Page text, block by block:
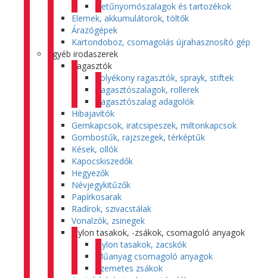
Betűnyomószalagok és tartozékok
Elemek, akkumulátorok, töltők
Árazógépek
Kartondoboz, csomagolás újrahasznosító gép
Egyéb irodaszerek
Ragasztók
Folyékony ragasztók, sprayk, stiftek
Ragasztószalagok, rollerek
Ragasztószalag adagolók
Hibajavítók
Gemkapcsok, iratcsipeszek, miltonkapcsok
Gombostűk, rajzszegek, térképtűk
Kések, ollók
Kapocskiszedők
Hegyezők
Névjegykitűzők
Papírkosarak
Radírok, szivacstálak
Vonalzók, zsinegek
Nylon tasakok, -zsákok, csomagoló anyagok
Nylon tasakok, zacskók
Műanyag csomagoló anyagok
Szemetes zsákok